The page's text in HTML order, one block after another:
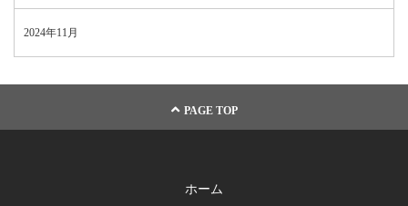
2024年11月
PAGE TOP
ホーム